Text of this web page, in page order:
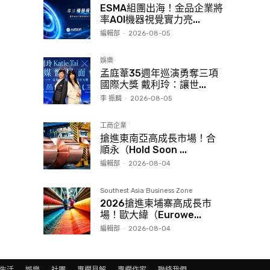
ESMA組團出海！金品企業將
率AOI機器視覺實力亮...
編輯部 - 2026-08-05
娛樂
孟庭葦35週年巡演勇奪三項
國際大獎 戴利玲：讓世...
李 振麟 - 2026-08-05
工商企業
搶進東南亞高成長市場！合
順永（Hold Soon ...
編輯部 - 2026-08-04
Southest Asia Business Zone
2026搶進柬埔寨高成長市
場！歐大緯（Eurowe...
編輯部 - 2026-08-04